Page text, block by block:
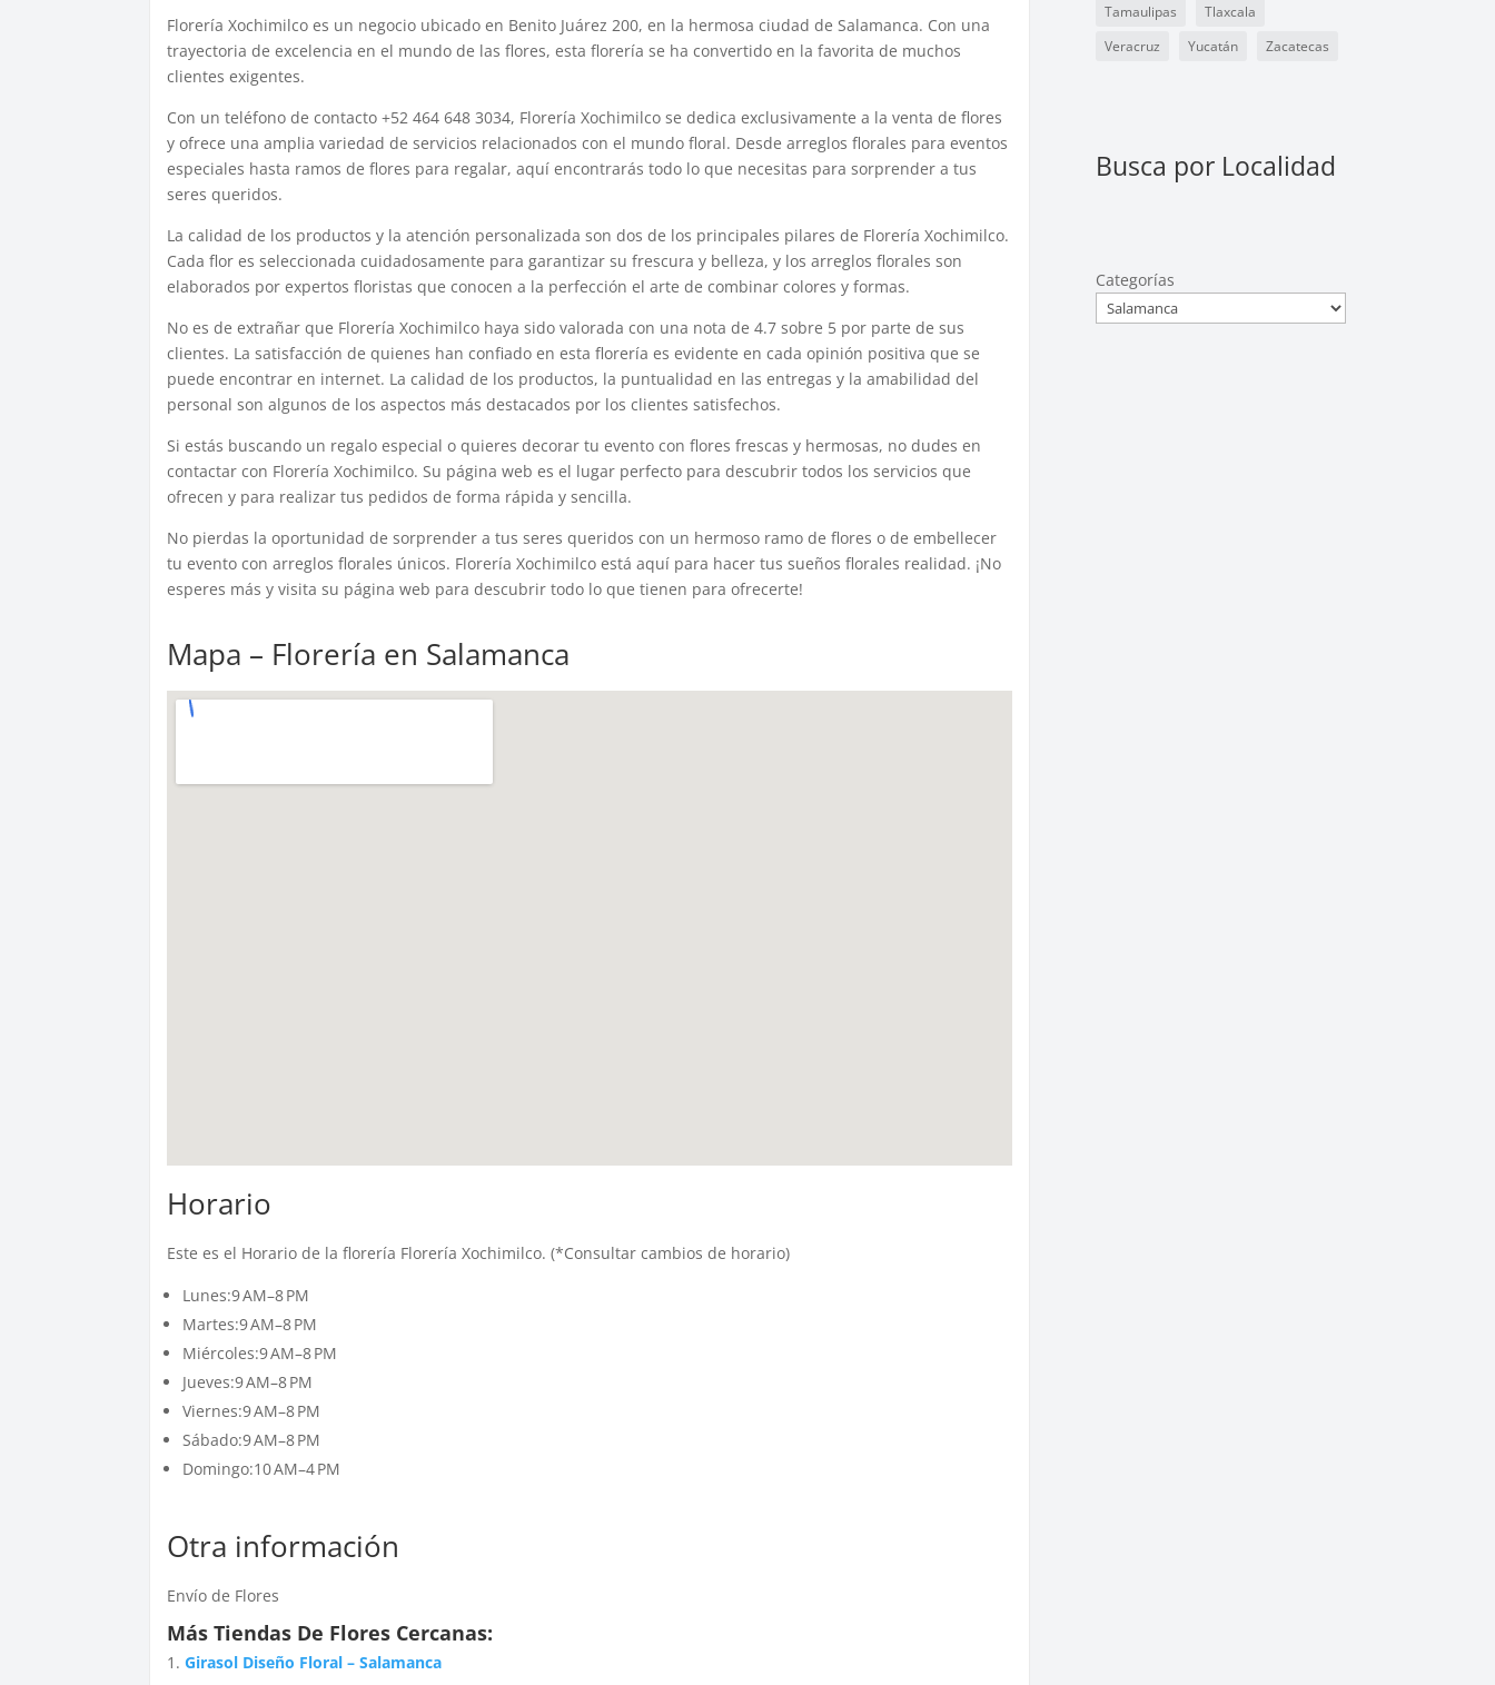
Florería Xochimilco es un negocio ubicado en Benito Juárez 200, en la hermosa ciudad de Salamanca. Con una
trayectoria de excelencia en el mundo de las flores, esta florería se ha convertido en la favorita de muchos
clientes exigentes.
Con un teléfono de contacto +52 464 648 3034, Florería Xochimilco se dedica exclusivamente a la venta de flores
y ofrece una amplia variedad de servicios relacionados con el mundo floral. Desde arreglos florales para eventos
especiales hasta ramos de flores para regalar, aquí encontrarás todo lo que necesitas para sorprender a tus
seres queridos.
La calidad de los productos y la atención personalizada son dos de los principales pilares de Florería Xochimilco.
Cada flor es seleccionada cuidadosamente para garantizar su frescura y belleza, y los arreglos florales son
elaborados por expertos floristas que conocen a la perfección el arte de combinar colores y formas.
No es de extrañar que Florería Xochimilco haya sido valorada con una nota de 4.7 sobre 5 por parte de sus
clientes. La satisfacción de quienes han confiado en esta florería es evidente en cada opinión positiva que se
puede encontrar en internet. La calidad de los productos, la puntualidad en las entregas y la amabilidad del
personal son algunos de los aspectos más destacados por los clientes satisfechos.
Si estás buscando un regalo especial o quieres decorar tu evento con flores frescas y hermosas, no dudes en
contactar con Florería Xochimilco. Su página web es el lugar perfecto para descubrir todos los servicios que
ofrecen y para realizar tus pedidos de forma rápida y sencilla.
No pierdas la oportunidad de sorprender a tus seres queridos con un hermoso ramo de flores o de embellecer
tu evento con arreglos florales únicos. Florería Xochimilco está aquí para hacer tus sueños florales realidad. ¡No
esperes más y visita su página web para descubrir todo lo que tienen para ofrecerte!
Mapa – Florería en Salamanca
Horario
Este es el Horario de la florería Florería Xochimilco. (*Consultar cambios de horario)
Lunes:9 AM–8 PM
Martes:9 AM–8 PM
Miércoles:9 AM–8 PM
Jueves:9 AM–8 PM
Viernes:9 AM–8 PM
Sábado:9 AM–8 PM
Domingo:10 AM–4 PM
Otra información
Envío de Flores
Más Tiendas De Flores Cercanas:
Girasol Diseño Floral – Salamanca
Tamaulipas
Tlaxcala
Veracruz
Yucatán Zacatecas
Busca por Localidad
Categorías